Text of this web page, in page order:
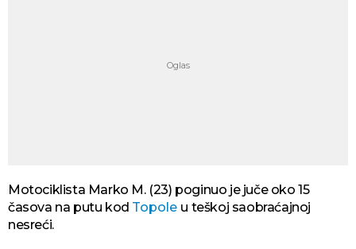
Motociklista Marko M. (23) poginuo je juče oko 15
časova na putu kod Topole u teškoj saobraćajnoj
nesreći.